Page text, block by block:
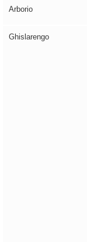
Arborio
Ghislarengo